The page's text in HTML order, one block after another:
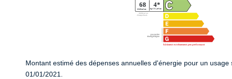
Montant estimé des dépenses annuelles d'énergie pour un
01/01/2021.